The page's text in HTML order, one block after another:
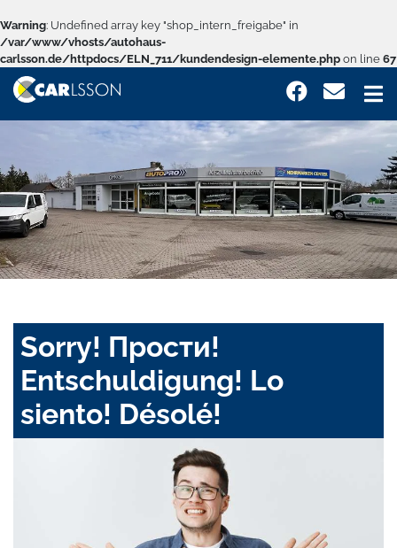
Warning: Undefined array key "shop_intern_freigabe" in
/var/www/vhosts/autohaus-
carlsson.de/httpdocs/ELN_711/kundendesign-elemente.php on line 67
Sorry! Прости!
Entschuldigung! Lo
siento! Désolé!